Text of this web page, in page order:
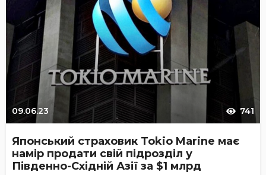
09.06.23 741
Японський страховик Tokio Marine має
намір продати свій підрозділ у
Південно-Східній Азії за $1 млрд